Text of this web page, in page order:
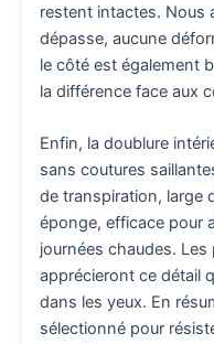
restent intactes. Nous
dépasse, aucune
le côté est également
la différence face aux
Enfin, la doublure
sans coutures
de transpiration, large
éponge, efficace pour
journées chaudes.
apprécieront ce détail
dans les yeux. En
sélectionné pour